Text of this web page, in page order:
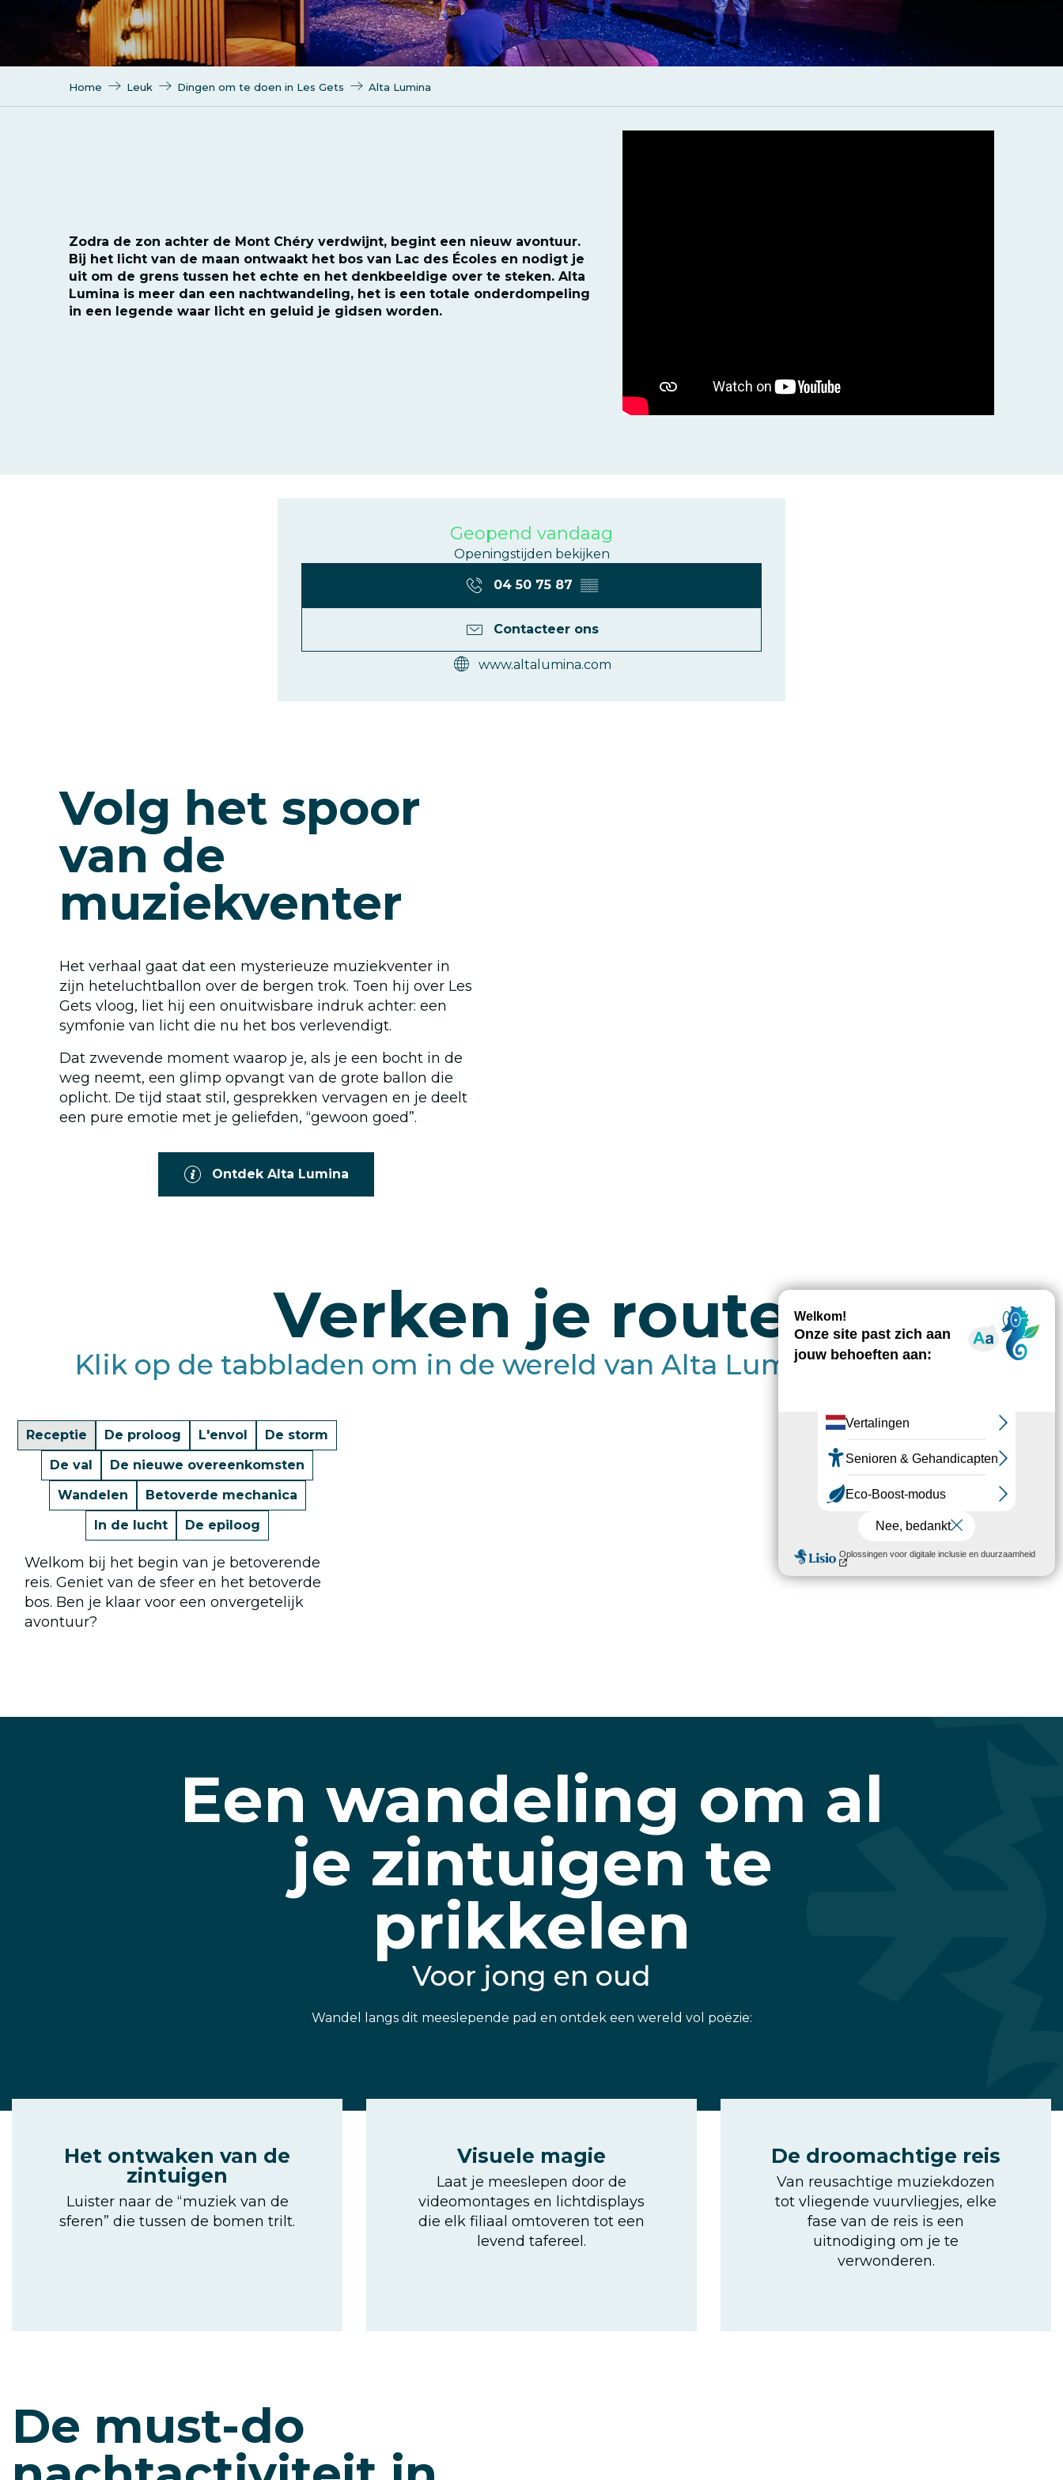
Home Leuk Dingen om te doen in Les Gets Alta Lumina
Zodra de zon achter de Mont Chéry verdwijnt, begint een nieuw avontuur.
Bij het licht van de maan ontwaakt het bos van Lac des Écoles en nodigt je
uit om de grens tussen het echte en het denkbeeldige over te steken. Alta
Lumina is meer dan een nachtwandeling, het is een totale onderdompeling
in een legende waar licht en geluid je gidsen worden.
Geopend vandaag
Openingstijden bekijken
04 50 75 87 ▒▒
Contacteer ons
www.altalumina.com
Volg het spoor
van de
muziekventer
Het verhaal gaat dat een mysterieuze muziekventer in
zijn heteluchtballon over de bergen trok. Toen hij over Les
Gets vloog, liet hij een onuitwisbare indruk achter: een
symfonie van licht die nu het bos verlevendigt.
Dat zwevende moment waarop je, als je een bocht in de
weg neemt, een glimp opvangt van de grote ballon die
oplicht. De tijd staat stil, gesprekken vervagen en je deelt
een pure emotie met je geliefden, “gewoon goed”.
Ontdek Alta Lumina
Verken je route
Klik op de tabbladen om in de wereld van Alta Lumina te stappen
Receptie De proloog L'envol
De storm
De val
De nieuwe overeenkomsten
Wandelen
Betoverde mechanica
In de lucht
De epiloog
Welkom bij het begin van je betoverende
reis. Geniet van de sfeer en het betoverde
bos. Ben je klaar voor een onvergetelijk
avontuur?
Een wandeling om al
je zintuigen te
prikkelen
Voor jong en oud
Wandel langs dit meeslepende pad en ontdek een wereld vol poëzie:
Het ontwaken van de
zintuigen
Luister naar de “muziek van de
sferen” die tussen de bomen trilt.
Visuele magie
Laat je meeslepen door de
videomontages en lichtdisplays
die elk filiaal omtoveren tot een
levend tafereel.
De droomachtige reis
Van reusachtige muziekdozen
tot vliegende vuurvliegjes, elke
fase van de reis is een
uitnodiging om je te
verwonderen.
De must-do